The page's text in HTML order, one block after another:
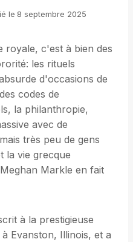
le 8 septembre 2025
royale, c'est à bien des
les rituels
d'occasions de
codes de
la philanthropie,
avec de
très peu de gens
la vie grecque
Markle en fait
à la prestigieuse
Evanston, Illinois, et a